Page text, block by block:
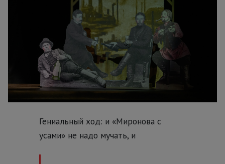
Гениальный ход: и «Миронова с
усами» не надо мучать, и